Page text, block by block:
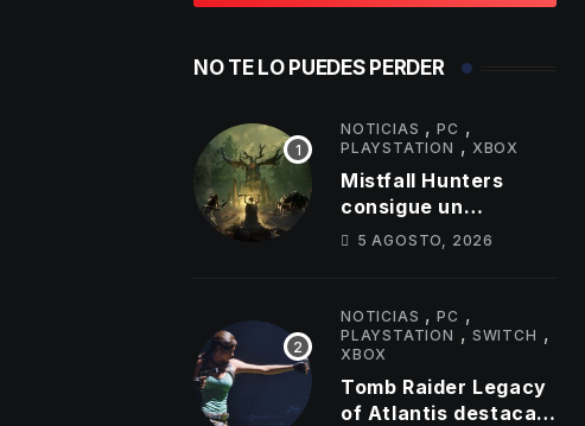
NO TE LO PUEDES PERDER
NOTICIAS ,PC ,
PLAYSTATION , XBOX
Mistfall Hunters
consigue un
importante hito de
5 AGOSTO, 2026
NOTICIAS ,PC ,
PLAYSTATION , SWITCH ,
XBOX
Tomb Raider Legacy
of Atlantis destaca